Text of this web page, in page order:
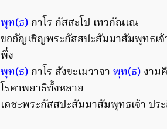
พุท(ธ) กาโร กัสสะโป เทวกัณเณ
ขออัญเชิญพระกัสสปะสัมมาสัมพุทธเจ้
พึ่ง
พุท(ธ) กาโร สังขะเมวาจา พุท(ธ)งาม
โรคาพยาธิทั้งหลาย
เดชะพระกัสสปะสัมมาสัมพุทธเจ้า ปร